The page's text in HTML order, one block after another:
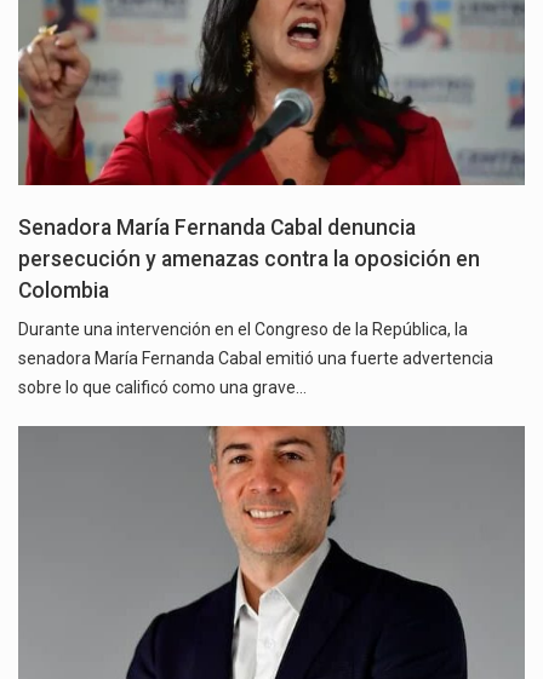
Senadora María Fernanda Cabal denuncia
persecución y amenazas contra la oposición en
Colombia
Durante una intervención en el Congreso de la República, la
senadora María Fernanda Cabal emitió una fuerte advertencia
sobre lo que calificó como una grave…